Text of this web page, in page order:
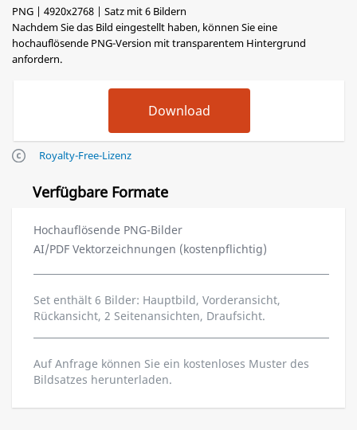
PNG | 4920x2768 | Satz mit 6 Bildern
Nachdem Sie das Bild eingestellt haben, können Sie eine
hochauflösende PNG-Version mit transparentem Hintergrund
anfordern.
Royalty-Free-Lizenz
Verfügbare Formate
Hochauflösende PNG-Bilder
AI/PDF Vektorzeichnungen (kostenpflichtig)
Set enthält 6 Bilder: Hauptbild, Vorderansicht,
Rückansicht, 2 Seitenansichten, Draufsicht.
Auf Anfrage können Sie ein kostenloses Muster des
Bildsatzes herunterladen.